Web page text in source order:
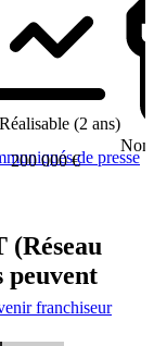
de presse
franchiseur
(2 ans)
200 000 €
peuvent